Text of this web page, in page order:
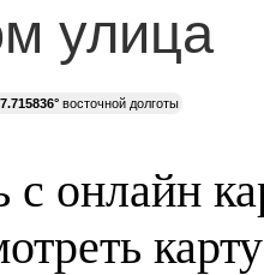
улица
восточной долготы
с онлайн